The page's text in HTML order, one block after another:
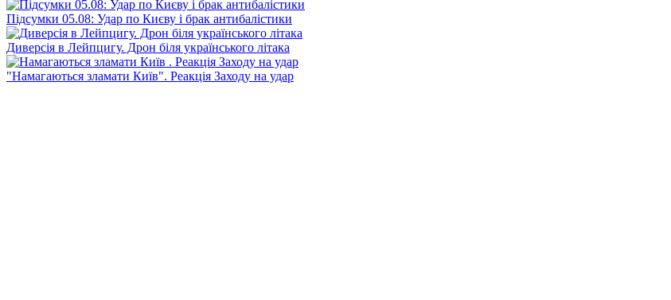
Підсумки 05.08: Удар по Києву і брак антибалістики
Диверсія в Лейпцигу. Дрон біля українського літака
"Намагаються зламати Київ". Реакція Заходу на удар